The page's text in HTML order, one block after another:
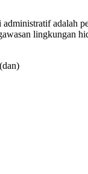
adalah
lingkungan